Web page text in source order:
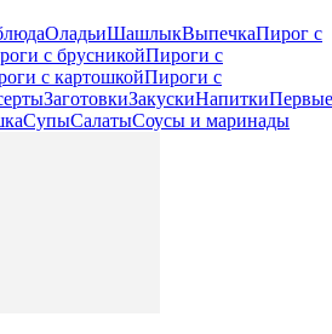
ОладьиШашлыкВыпечкаПирог с
с брусникойПироги с
с картошкойПироги с
ЗаготовкиЗакускиНапиткиПервые
СупыСалатыСоусы и маринады